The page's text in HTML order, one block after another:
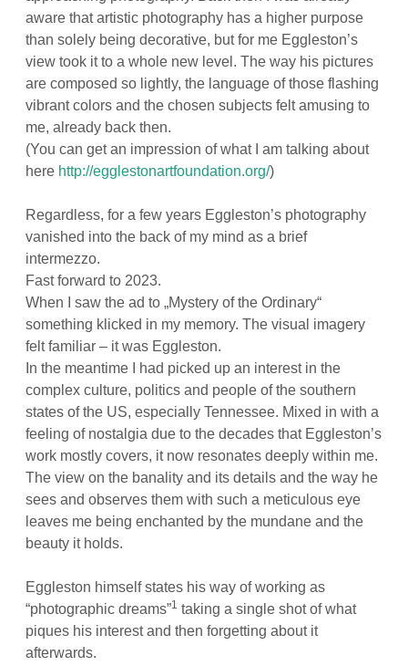
aware that artistic photography has a higher purpose
than solely being decorative, but for me Eggleston’s
view took it to a whole new level. The way his pictures
are composed so lightly, the language of those flashing
vibrant colors and the chosen subjects felt amusing to
me, already back then.
(You can get an impression of what I am talking about
here http://egglestonartfoundation.org/)
Regardless, for a few years Eggleston’s photography
vanished into the back of my mind as a brief
intermezzo.
Fast forward to 2023.
When I saw the ad to „Mystery of the Ordinary“
something klicked in my memory. The visual imagery
felt familiar – it was Eggleston.
In the meantime I had picked up an interest in the
complex culture, politics and people of the southern
states of the US, especially Tennessee. Mixed in with a
feeling of nostalgia due to the decades that Eggleston’s
work mostly covers, it now resonates deeply within me.
The view on the banality and its details and the way he
sees and observes them with such a meticulous eye
leaves me being enchanted by the mundane and the
beauty it holds.
Eggleston himself states his way of working as
“photographic dreams”1 taking a single shot of what
piques his interest and then forgetting about it
afterwards.